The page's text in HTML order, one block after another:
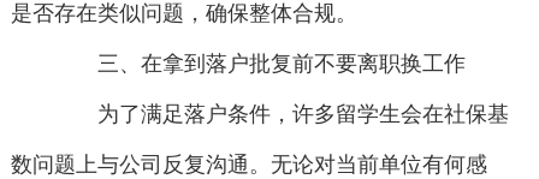
是否存在类似问题，确保整体合规。
三、在拿到落户批复前不要离职换工作
为了满足落户条件，许多留学生会在社保基
数问题上与公司反复沟通。无论对当前单位有何感